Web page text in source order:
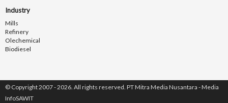
Industry
Mills
Refinery
Olechemical
Biodiesel
© Copyright 2007 - 2026. All rights reserved. PT Mitra Media Nusantara - Media
InfoSAWIT